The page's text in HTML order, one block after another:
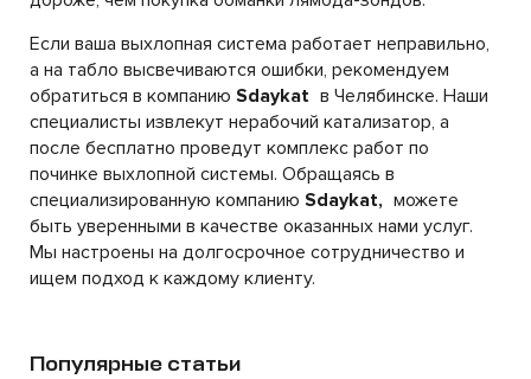
Если ваша выхлопная система работает неправильно,
а на табло высвечиваются ошибки, рекомендуем
обратиться в компанию Sdaykat в Челябинске. Наши
специалисты извлекут нерабочий катализатор, а
после бесплатно проведут комплекс работ по
починке выхлопной системы. Обращаясь в
специализированную компанию Sdaykat, можете
быть уверенными в качестве оказанных нами услуг.
Мы настроены на долгосрочное сотрудничество и
ищем подход к каждому клиенту.
Популярные статьи